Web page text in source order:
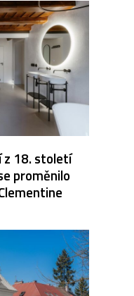
z 18. století
proměnilo